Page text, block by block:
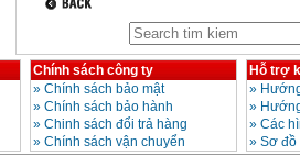
Chính sách công ty
» Chính sách bảo mật
» Chính sách bảo hành
» Chinh sách đổi trả hàng
» Chính sách vận chuyển
Hỗ trợ
»
»
» Các
» Sơ